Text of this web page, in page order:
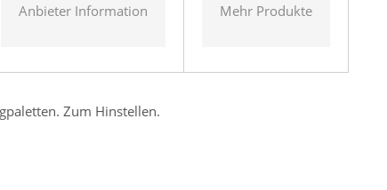
Anbieter Information Mehr Produkte
Zum Hinstellen.